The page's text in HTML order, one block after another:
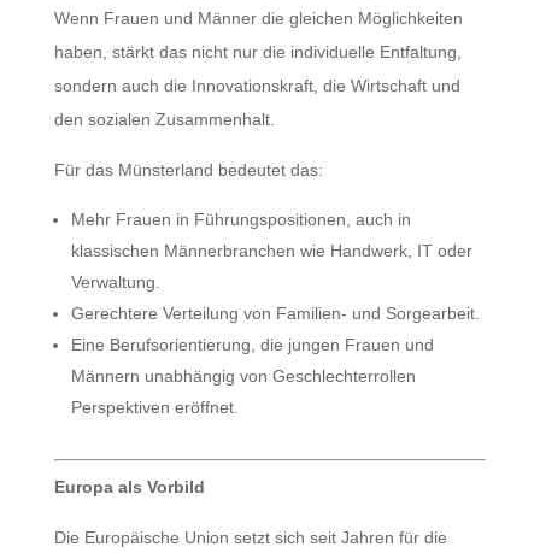
Wenn Frauen und Männer die gleichen Möglichkeiten
haben, stärkt das nicht nur die individuelle Entfaltung,
sondern auch die Innovationskraft, die Wirtschaft und
den sozialen Zusammenhalt.
Für das Münsterland bedeutet das:
Mehr Frauen in Führungspositionen, auch in
klassischen Männerbranchen wie Handwerk, IT oder
Verwaltung.
Gerechtere Verteilung von Familien- und Sorgearbeit.
Eine Berufsorientierung, die jungen Frauen und
Männern unabhängig von Geschlechterrollen
Perspektiven eröffnet.
Europa als Vorbild
Die Europäische Union setzt sich seit Jahren für die